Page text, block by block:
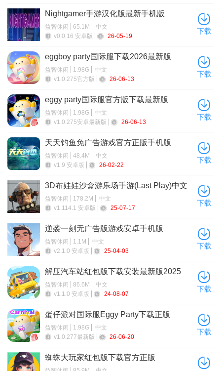
4、青龙脑海
BOSS鱼种：青龙、小白龙
其他：老虎将军、狮子将军、犀牛将军、野猪将军
5、天命玄鸟
BOSS鱼种：朱雀
其他：老虎将军、狮子将军、犀牛将军、野猪将军
Nightgamer手游汉化版最新手机版
益智休闲 65.1M
中文
v0.0.16 安卓版
26-05-19
下载
eggboy party国际服下载2026最新版
益智休闲 1.98G
中文
v1.0.275官方版
26-06-13
下载
eggy party国际服官方版下载最新版
益智休闲 1.98G
中文
v1.0.275安卓最新版
26-06-13
下载
天天钓鱼免广告游戏官方正版手机版
益智休闲 48.4M
中文
v1.9 安卓版
26-02-22
下载
3D布娃娃沙盒游乐场手游(Last Play)中文
最新版
益智休闲 178.2M
中文
v1.114.1 安卓版
25-07-17
下载
逆袭一刻无广告版游戏安卓手机版
益智休闲 1.1M
中文
v2.1.0 安卓版
25-04-03
下载
解压汽车站红包版下载安装最新版2025
益智休闲 86.6M
中文
v1.1.0 安卓版
24-08-07
下载
蛋仔派对国际服Eggy Party下载正版
益智休闲 1.98G
中文
v1.0.277最新版
26-06-20
下载
蜘蛛大玩家红包版下载官方正版